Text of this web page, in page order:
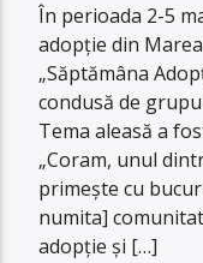
În perioada 2-5
adopție din
„Săptămâna
condusă de
Tema aleasă a
„Coram, unul
primește cu
numita]
adopție și […]